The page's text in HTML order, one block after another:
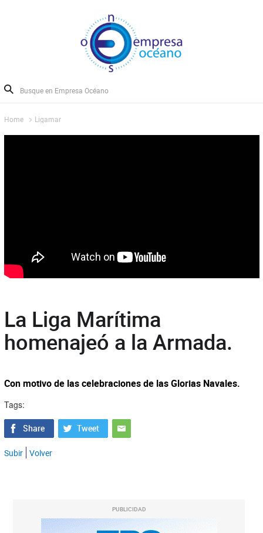
Home Ligamar
La Liga Marítima
homenajeó a la Armada.
Con motivo de las celebraciones de las Glorias Navales.
Tags:
Subir Volver
PUBLICIDAD